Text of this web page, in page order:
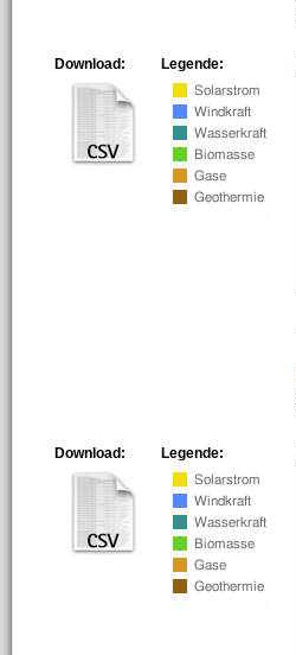
Legende:
Download:
Legende:
Download: